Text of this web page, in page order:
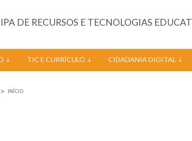
DE RECURSOS E TECNOLOGIAS
TIC E CURRÍCULO CIDADANIA DIGITAL
INÍCIO